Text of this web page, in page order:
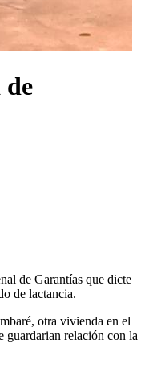
de
de Garantías que dicte
de lactancia.
otra vivienda en el
guardarian relación con la